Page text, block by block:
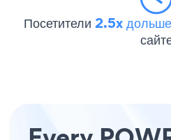
Посетители 2.5x дольше